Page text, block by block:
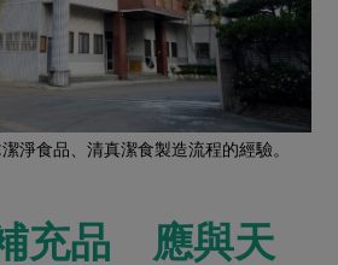
淨食品、清真潔食製造流程的經驗。
充品 應與天